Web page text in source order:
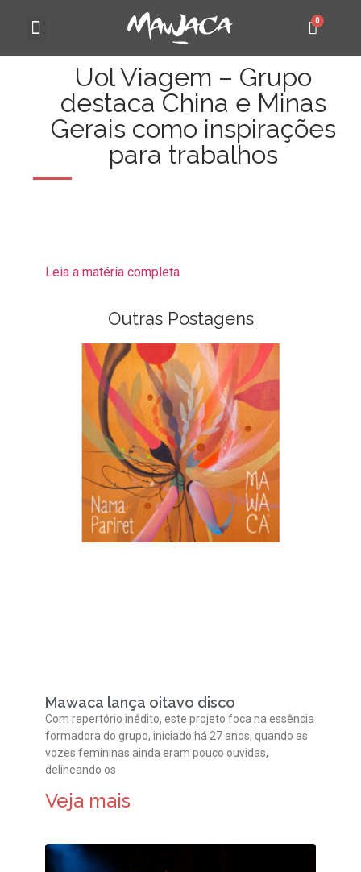
Uol Viagem – Grupo
destaca China e Minas
Gerais como inspirações
para trabalhos
Leia a matéria completa
Outras Postagens
Mawaca lança oitavo disco
Com repertório inédito, este projeto foca na essência
formadora do grupo, iniciado há 27 anos, quando as
vozes femininas ainda eram pouco ouvidas,
delineando os
Veja mais